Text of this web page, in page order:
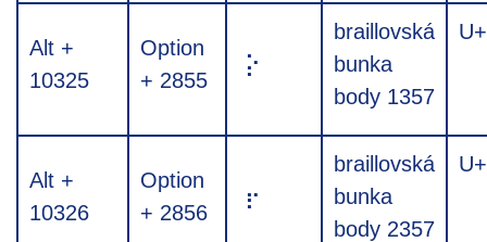
Alt +
10325
Option
+ 2855
⡕
braillovská
bunka
body 1357
Alt +
10326
Option
+ 2856
⡖
braillovská
bunka
body 2357